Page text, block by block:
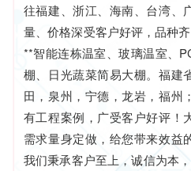
往福建、浙江、海南、台湾、
量、价格深受客户好评，品种
**智能连栋温室、玻璃温室、
棚、日光蔬菜简易大棚。福建
田，泉州，宁德，龙岩，福州
有工程案例，广受客户好评！
需求量身定做，给您带来效益
我们秉承客户至上，诚信为本